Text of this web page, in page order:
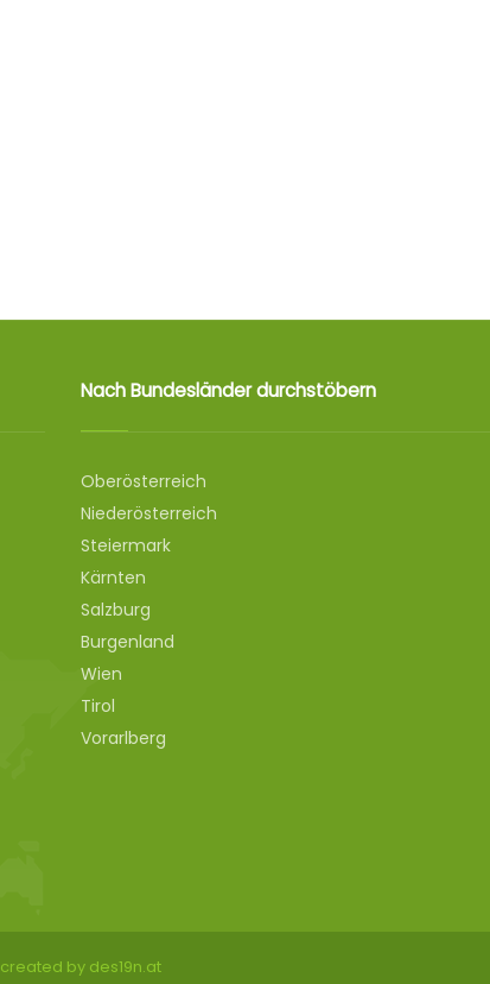
Nach Bundesländer durchstöbern
Oberösterreich
Niederösterreich
Steiermark
Kärnten
Salzburg
Burgenland
Wien
Tirol
Vorarlberg
created by des19n.at